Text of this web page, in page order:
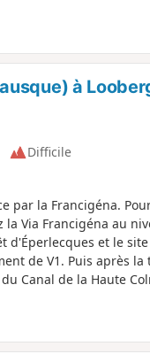
à
Difficile
par la Francigéna.
Via Francigéna au
et le
de V1. Puis après
Canal de la Haute